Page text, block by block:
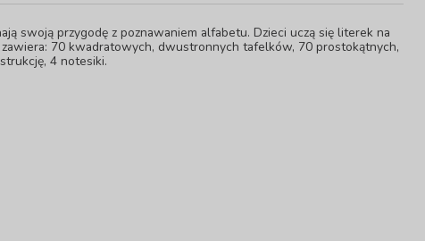
swoją przygodę z poznawaniem alfabetu. Dzieci uczą się literek na
70 kwadratowych, dwustronnych tafelków, 70 prostokątnych,
4 notesiki.